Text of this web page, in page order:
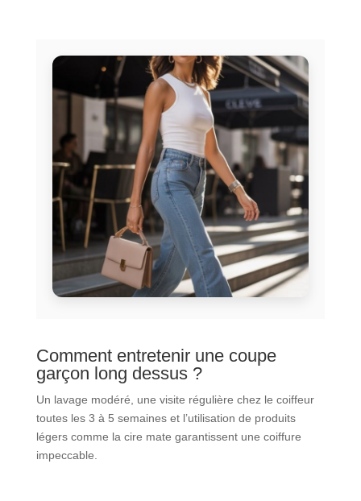
Comment entretenir une coupe
garçon long dessus ?
Un lavage modéré, une visite régulière chez le coiffeur
toutes les 3 à 5 semaines et l’utilisation de produits
légers comme la cire mate garantissent une coiffure
impeccable.